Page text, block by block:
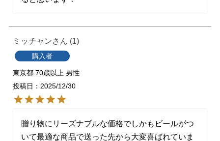
ミッチャン 1
購入者
東京都 70歳以上 男性
投稿日
2025/12/30
贈り物にリーズナブルな価格でしかもビールがつ
いて最適な商品で送った先から大変喜ばれていま